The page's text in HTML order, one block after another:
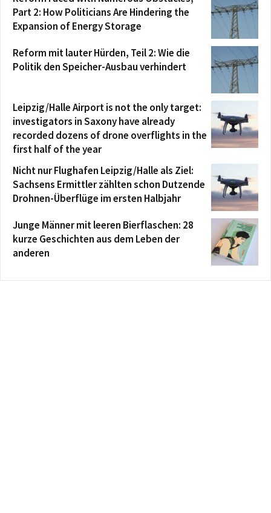
Part 2: How Politicians Are Hindering the
Expansion of Energy Storage
Reform mit lauter Hürden, Teil 2: Wie die
Politik den Speicher-Ausbau verhindert
Leipzig/Halle Airport is not the only target:
investigators in Saxony have already
recorded dozens of drone overflights in the
first half of the year
Nicht nur Flughafen Leipzig/Halle als Ziel:
Sachsens Ermittler zählten schon Dutzende
Drohnen-Überflüge im ersten Halbjahr
Junge Männer mit leeren Bierflaschen: 28
kurze Geschichten aus dem Leben der
anderen